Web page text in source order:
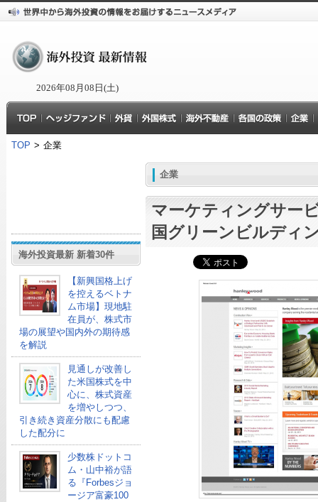
2026年08月08日(土)
TOP > 企業
海外投資最新 新着30件
【新興国格上げ
を控えるベトナ
ム市場】現地駐
在員が、株式市
場の展望や国内外の期待感
を解説
見通しが改善し
た米国株式を中
心に、株式資産
を増やしつつ、
引き続き資産分散にも配慮
した配分に
少数株ドットコ
ム・山中裕が語
る『Forbesジョ
ージア富豪100
企業
マーケティングサー
国グリーンビルディ